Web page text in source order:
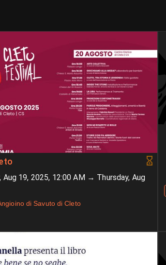
Aug 19, 2025, 12:00 AM → Thursday, Aug
di Savuto di Cleto